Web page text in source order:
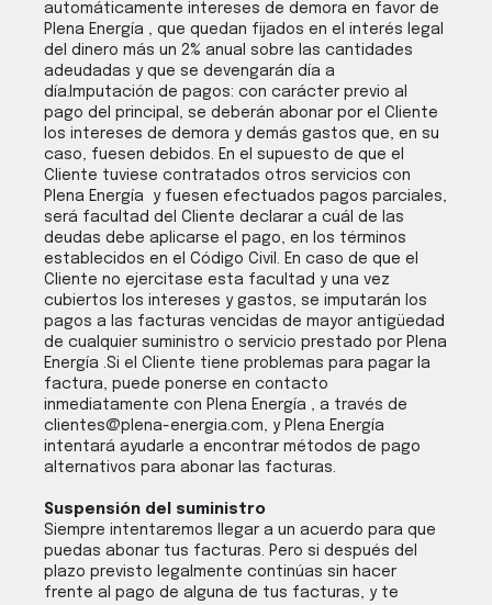
automáticamente intereses de demora en favor de
Plena Energía , que quedan fijados en el interés legal
del dinero más un 2% anual sobre las cantidades
adeudadas y que se devengarán día a
día.Imputación de pagos: con carácter previo al
pago del principal, se deberán abonar por el Cliente
los intereses de demora y demás gastos que, en su
caso, fuesen debidos. En el supuesto de que el
Cliente tuviese contratados otros servicios con
Plena Energía y fuesen efectuados pagos parciales,
será facultad del Cliente declarar a cuál de las
deudas debe aplicarse el pago, en los términos
establecidos en el Código Civil. En caso de que el
Cliente no ejercitase esta facultad y una vez
cubiertos los intereses y gastos, se imputarán los
pagos a las facturas vencidas de mayor antigüedad
de cualquier suministro o servicio prestado por Plena
Energía .Si el Cliente tiene problemas para pagar la
factura, puede ponerse en contacto
inmediatamente con Plena Energía , a través de
clientes@plena-energia.com, y Plena Energía
intentará ayudarle a encontrar métodos de pago
alternativos para abonar las facturas.
Suspensión del suministro
Siempre intentaremos llegar a un acuerdo para que
puedas abonar tus facturas. Pero si después del
plazo previsto legalmente continúas sin hacer
frente al pago de alguna de tus facturas, y te